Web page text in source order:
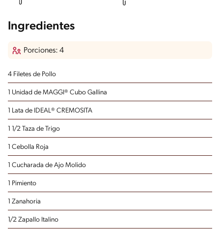
Ingredientes
Porciones: 4
4 Filetes de Pollo
1 Unidad de MAGGI® Cubo Gallina
1 Lata de IDEAL® CREMOSITA
1 1/2 Taza de Trigo
1 Cebolla Roja
1 Cucharada de Ajo Molido
1 Pimiento
1 Zanahoria
1/2 Zapallo Italino